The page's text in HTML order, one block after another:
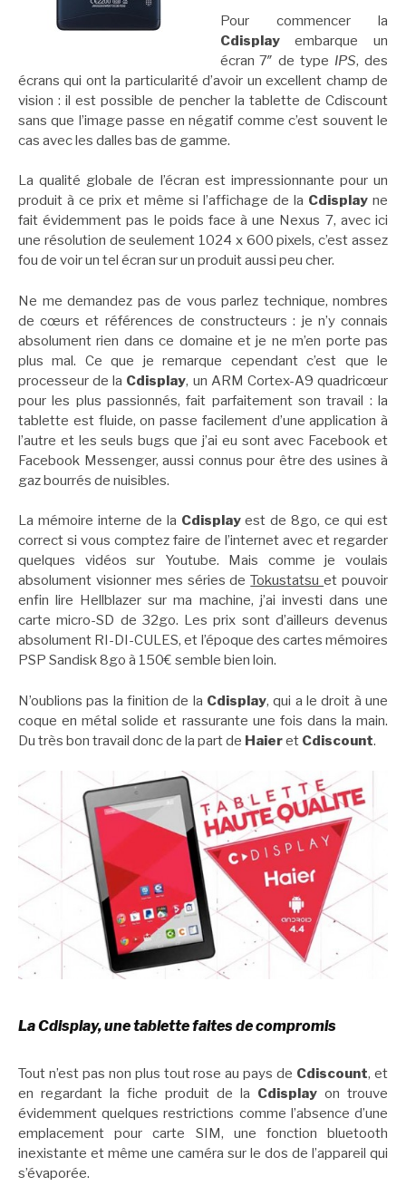
Pour commencer la
Cdisplayembarque un
écran 7″ de type IPS, des
écrans qui ont la particularité d’avoir un excellent champ de
vision : il est possible de pencher la tablette de Cdiscount
sans que l’image passe en négatif comme c’est souvent le
cas avec les dalles bas de gamme.
La qualité globale de l’écran est impressionnante pour un
produit à ce prix et même si l’affichage de la Cdisplay ne
fait évidemment pas le poids face à une Nexus 7, avec ici
une résolution de seulement 1024 x 600 pixels, c’est assez
fou de voir un tel écran sur un produit aussi peu cher.
Ne me demandez pas de vous parlez technique, nombres
de cœurs et références de constructeurs : je n’y connais
absolument rien dans ce domaine et je ne m’en porte pas
plus mal. Ce que je remarque cependant c’est que le
processeur de la Cdisplay, un ARM Cortex-A9 quadricœur
pour les plus passionnés, fait parfaitement son travail : la
tablette est fluide, on passe facilement d’une application à
l’autre et les seuls bugs que j’ai eu sont avec Facebook et
Facebook Messenger, aussi connus pour être des usines à
gaz bourrés de nuisibles.
La mémoire interne de la Cdisplayest de 8go, ce qui est
correct si vous comptez faire de l’internet avec et regarder
quelques vidéos sur Youtube. Mais comme je voulais
absolument visionner mes séries deTokustatsuet pouvoir
enfin lire Hellblazer sur ma machine, j’ai investi dans une
carte micro-SD de 32go. Les prix sont d’ailleurs devenus
absolument RI-DI-CULES, et l’époque des cartes mémoires
PSP Sandisk 8go à 150€ semble bien loin.
N’oublions pas la finition de la Cdisplay, qui a le droit à une
coque en métal solide et rassurante une fois dans la main.
Du très bon travail donc de la part de Haieret Cdiscount.
La Cdisplay, une tablette faites de compromis
Tout n’est pas non plus tout rose au pays de Cdiscount, et
en regardant la fiche produit de la Cdisplay on trouve
évidemment quelques restrictions comme l’absence d’une
emplacement pour carte SIM, une fonction bluetooth
inexistante et même une caméra sur le dos de l’appareil qui
s’évaporée.